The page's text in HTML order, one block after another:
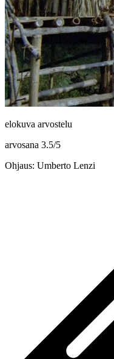
elokuva arvostelu
arvosana 3.5/5
Ohjaus: Umberto Lenzi